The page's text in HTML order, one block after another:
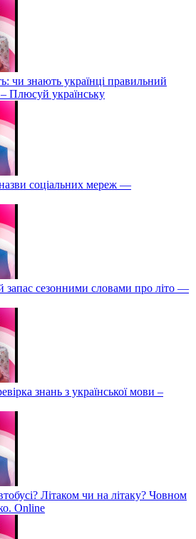
чи знають українці правильний
– Плюсуй українську
соціальних мереж —
запас сезонними словами про літо —
знань з української мови –
Літаком чи на літаку? Човном
Online